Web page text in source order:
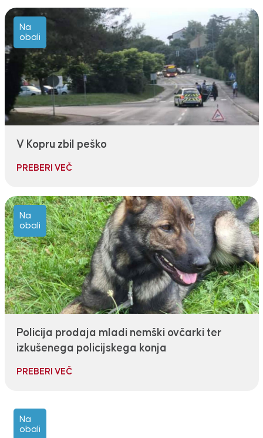
Na
obali
V Kopru zbil peško
PREBERI VEČ
Na
obali
Policija prodaja mladi nemški ovčarki ter
izkušenega policijskega konja
PREBERI VEČ
Na
obali